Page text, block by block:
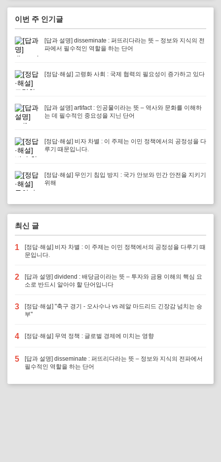
이번 주 인기글
[답과 설명] disseminate : 퍼뜨리다라는 뜻 – 정보와 지식의 전
파에서 필수적인 역할을 하는 단어
[정답·해설] 고령화 사회 : 국제 협력의 필요성이 증가하고 있다
[답과 설명] artifact : 인공물이라는 뜻 – 역사와 문화를 이해하
는 데 필수적인 중요성을 지닌 단어
[정답·해설] 비자 차별 : 이 주제는 이민 정책에서의 공정성을 다
루기 때문입니다.
[정답·해설] 무인기 침입 방지 : 국가 안보와 민간 안전을 지키기
위해
최신 글
1
[정답·해설] 비자 차별 : 이 주제는 이민 정책에서의 공정성을 다루기 때
문입니다.
2
[답과 설명] dividend : 배당금이라는 뜻 – 투자와 금융 이해의 핵심 요
소로 반드시 알아야 할 단어입니다
3
[정답·해설] "축구 경기 - 오사수나 vs 레알 마드리드 긴장감 넘치는 승
부"
4 [정답·해설] 무역 정책 : 글로벌 경제에 미치는 영향
5
[답과 설명] disseminate : 퍼뜨리다라는 뜻 – 정보와 지식의 전파에서
필수적인 역할을 하는 단어